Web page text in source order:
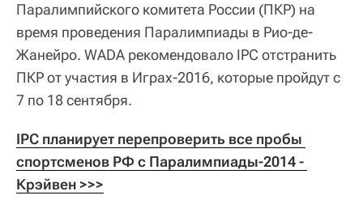
Паралимпийского комитета России (ПКР) на
время проведения Паралимпиады в Рио-де-
Жанейро. WADA рекомендовало IPC отстранить
ПКР от участия в Играх-2016, которые пройдут с
7 по 18 сентября.
IPC планирует перепроверить все пробы
спортсменов РФ с Паралимпиады-2014 -
Крэйвен >>>